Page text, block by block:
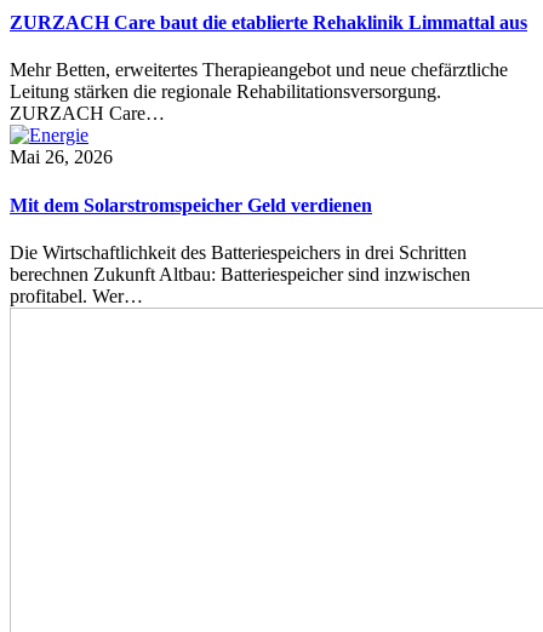
ZURZACH Care baut die etablierte Rehaklinik Limmattal aus
Mehr Betten, erweitertes Therapieangebot und neue chefärztliche
Leitung stärken die regionale Rehabilitationsversorgung.
ZURZACH Care…
Mai 26, 2026
Mit dem Solarstromspeicher Geld verdienen
Die Wirtschaftlichkeit des Batteriespeichers in drei Schritten
berechnen Zukunft Altbau: Batteriespeicher sind inzwischen
profitabel. Wer…